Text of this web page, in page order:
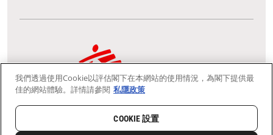
通訊資料更新 鳴謝 私隱聲明
我們採用安全通訊端層 (Secure Socket Layer, SSL) 協定，有助保障敏感
資料在你的瀏覽器和我們伺服器之間的網上傳輸維持保密性。
慈善團體免稅檔案號碼：91/4075
Copyright © Médecins Sans Frontières Hong Kong. All rights
我們透過使用Cookie以評估閣下在本網站的使用情況，為閣下提供最
佳的網站體驗。詳情請參閱 私隱政策
COOKIE 設置